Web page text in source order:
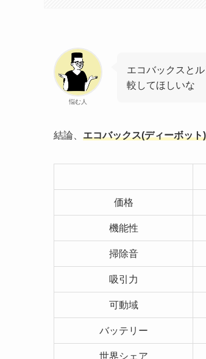
悩む人
エコバックスと
較してほしいな
結論、 エコバックス(ディーボッ
価格
機能性
掃除音
吸引力
可動域
バッテリー
世界シェア